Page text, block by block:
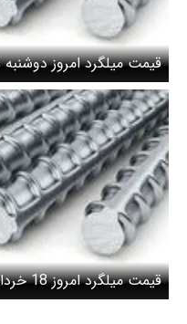
قیمت میلگرد امروز دوشنبه ۱۹ خرداد ۱۴۰۴ اعلام شد + جدول
قیمت میلگرد امروز 18 خرداد ۱۴۰۴